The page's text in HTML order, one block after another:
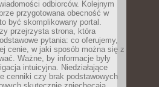
odbiorców. Kolejnym
przygotowana obecność w
być skomplikowany portal.
przejrzysta strona, która
pytania: co oferujemy,
cenie, w jaki sposób można się z
Ważne, by informacje były
intuicyjna. Niedziałające
cenniki czy brak podstawowych